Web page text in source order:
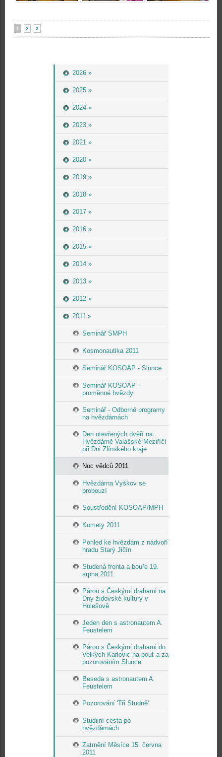
2026 »
2025 »
2024 »
2023 »
2021 »
2020 »
2019 »
2018 »
2017 »
2016 »
2015 »
2014 »
2013 »
2012 »
2011 »
Seminář SMPH
Kosmonautika 2011
Seminář KOSOAP - Slunce
Seminář KOSOAP -
proměnné hvězdy
Seminář - Odborné programy
na hvězdárnách
Den otevřených dvěří na
Hvězdárně Valašské Meziříčí
při Dni Zlínského kraje
Noc vědců 2011
Hvězdárna Vyškov se
probouzí
Soustředění KOSOAP/MPH
Komety 2011
Pohled ke hvězdám z nádvoří
hradu Starý Jičín
Studená fronta a bouře 19.
srpna 2011
Párou s Českými drahami na
Dny židovské kultury v
Holešově
Jeden den s astronautem A.
Feustelem
Párou s Českými drahami do
Velkých Karlovic na pouť a za
pozorováním Slunce
Beseda s astronautem A.
Feustelem
Pozorování 'Tři Studně'
Studijní cesta po
hvězdárnách
Zatmění Měsíce 15. června
2011
1 2 3